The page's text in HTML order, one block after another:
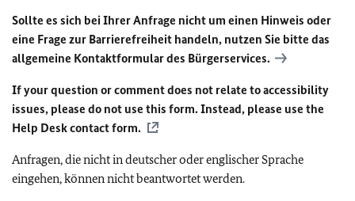
Sollte es sich bei Ihrer Anfrage nicht um einen Hinweis oder
eine Frage zur Barrierefreiheit handeln, nutzen Sie bitte das
allgemeine Kontaktformular des Bürgerservices.
If your question or comment does not relate to accessibility
issues, please do not use this form. Instead, please use the
Help Desk contact form.
Anfragen, die nicht in deutscher oder englischer Sprache
eingehen, können nicht beantwortet werden.